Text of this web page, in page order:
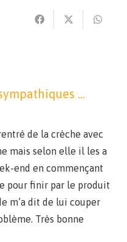
...
de la crèche avec
mais selon elle il les a
end en commençant
pour finir par le produit
m’a dit de lui couper
Très bonne